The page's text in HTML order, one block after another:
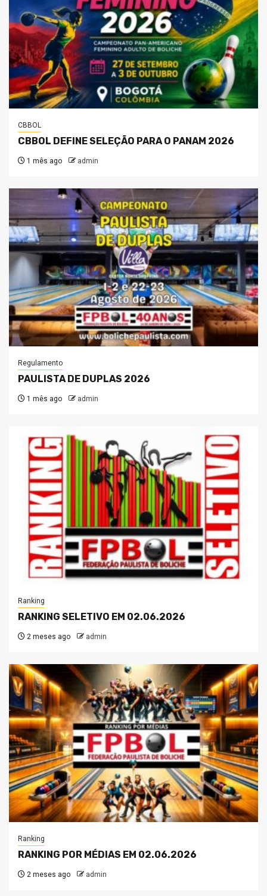
CBBOL
CBBOL DEFINE SELEÇÃO PARA O PANAM 2026
1 mês ago admin
Regulamento
PAULISTA DE DUPLAS 2026
1 mês ago admin
Ranking
RANKING SELETIVO EM 02.06.2026
2 meses ago admin
Ranking
RANKING POR MÉDIAS EM 02.06.2026
2 meses ago admin